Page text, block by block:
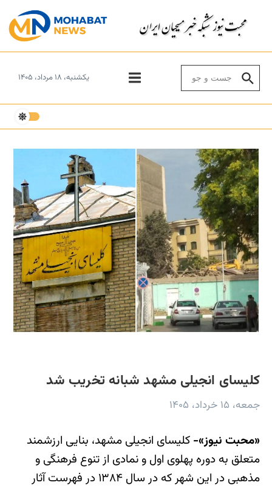
یکشنبه، ۱۸ مرداد، ۱۴۰۵
کلیسای انجیلی مشهد شبانه تخریب شد
جمعه، ۱۵ خرداد، ۱۴۰۵
«محبت نیوز»- کلیسای انجیلی مشهد، بنایی ارزشمند
متعلق به دوره پهلوی اول و نمادی از تنوع فرهنگی و
مذهبی در این شهر که در سال ۱۳۸۴ در فهرست آثار